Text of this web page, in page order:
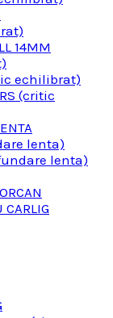
14MM
echilibrat)
(critic
lenta)
lenta)
CARLIG